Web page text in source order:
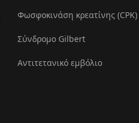
Φωσφοκινάση κρεατίνης (CPK)
Σύνδρομο Gilbert
Αντιτετανικό εμβόλιο